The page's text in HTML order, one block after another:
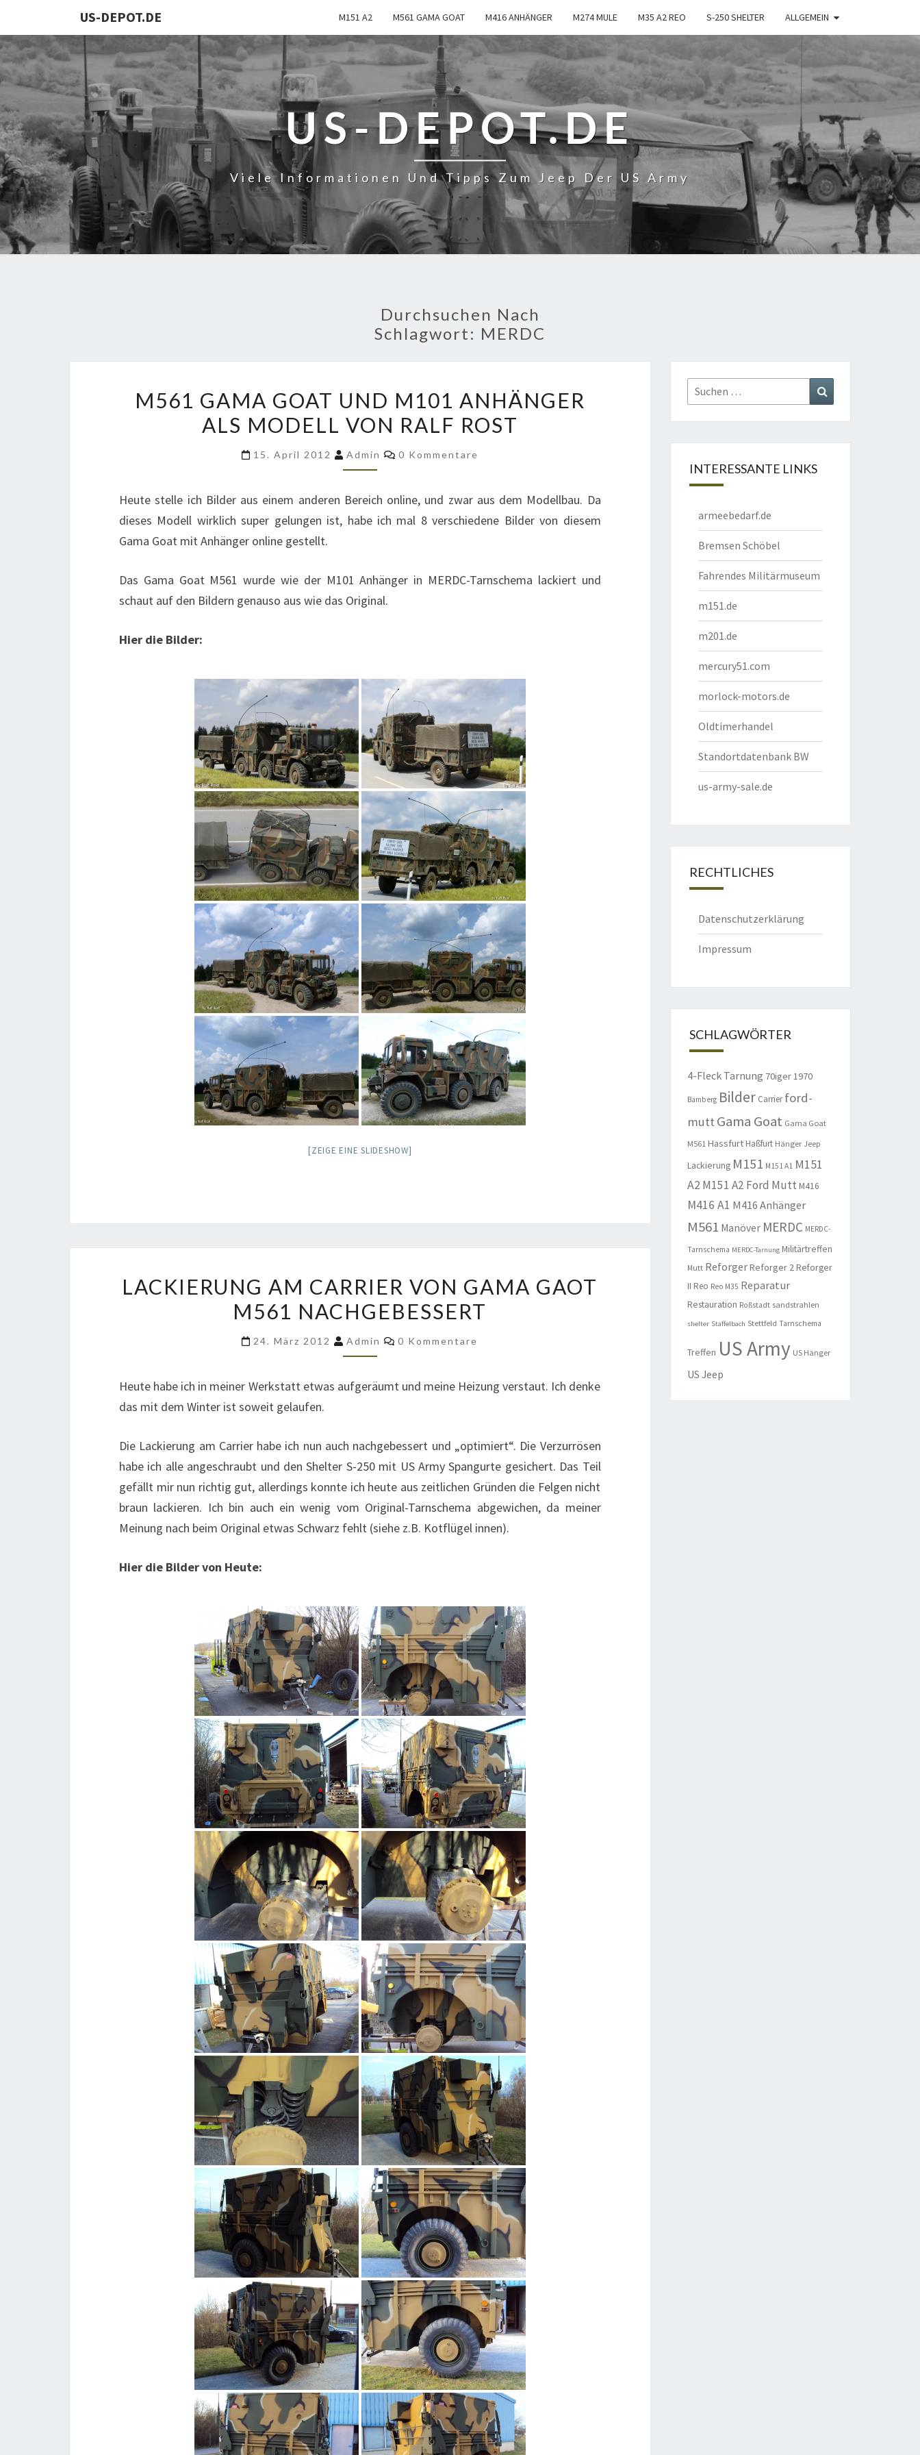
US-DEPOT.DE M151 A2 M561 GAMA GOAT M416 ANHÄNGER M274 MULE M35 A2 REO S-250 SHELTER ALLGEMEIN
US-DEPOT.DE
Viele Informationen Und Tipps Zum Jeep Der US Army
Durchsuchen Nach
Schlagwort: MERDC
GAMA
GOAT
M101
ALS
MODELL
ROST
M561 GAMA GOAT UND M101 ANHÄNGER
ALS MODELL VON RALF ROST
15. April 2012 Admin Kommentare
0 Kommentare
Heute stelle ich Bilder aus einem anderen Bereich online, und zwar aus dem Modellbau. Da
dieses Modell wirklich super gelungen ist, habe ich mal 8 verschiedene Bilder von diesem
Gama Goat mit Anhänger online gestellt.
Das Gama Goat M561 wurde wie der M101 Anhänger in MERDC-Tarnschema lackiert und
schaut auf den Bildern genauso aus wie das Original.
Hier die Bilder:
[ZEIGE EINE SLIDESHOW]
AM
CARRIER
GAMA
M561
LACKIERUNG AM CARRIER VON GAMA GAOT
M561 NACHGEBESSERT
24. März 2012 Admin Kommentare
0 Kommentare
Heute habe ich in meiner Werkstatt etwas aufgeräumt und meine Heizung verstaut. Ich denke
das mit dem Winter ist soweit gelaufen.
Die Lackierung am Carrier habe ich nun auch nachgebessert und „optimiert“. Die Verzurrösen
habe ich alle angeschraubt und den Shelter S-250 mit US Army Spangurte gesichert. Das Teil
gefällt mir nun richtig gut, allerdings konnte ich heute aus zeitlichen Gründen die Felgen nicht
braun lackieren. Ich bin auch ein wenig vom Original-Tarnschema abgewichen, da meiner
Meinung nach beim Original etwas Schwarz fehlt (siehe z.B. Kotflügel innen).
Hier die Bilder von Heute:
Suchen
nach:
INTERESSANTE LINKS
armeebedarf.de
Bremsen Schöbel
Fahrendes Militärmuseum
m151.de
m201.de
mercury51.com
morlock-motors.de
Oldtimerhandel
Standortdatenbank BW
us-army-sale.de
RECHTLICHES
Datenschutzerklärung
Impressum
SCHLAGWÖRTER
4-Fleck Tarnung 70iger1970
Bamberg Bilder Carrier ford-
mutt Gama Goat Gama Goat
M561 Hassfurt Haßfurt Hänger Jeep
Lackierung M151 M151 A1 M151
A2 M151 A2 Ford Mutt M416
M416 A1 M416 Anhänger
M561 Manöver MERDC MERDC-
Tarnschema MERDC-Tarnung Militärtreffen
Mutt ReforgerReforger 2Reforger
II Reo Reo M35 Reparatur
Restauration Roßstadt sandstrahlen
shelter Staffelbach Stettfeld Tarnschema
Treffen US Army US Hänger
US Jeep